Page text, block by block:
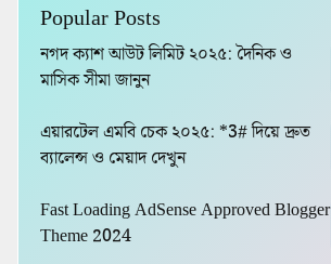
Popular Posts
নগদ ক্যাশ আউট লিমিট ২০২৫: দৈনিক ও
মাসিক সীমা জানুন
এয়ারটেল এমবি চেক ২০২৫: *3# দিয়ে দ্রুত
ব্যালেন্স ও মেয়াদ দেখুন
Fast Loading AdSense Approved Blogger
Theme 2024